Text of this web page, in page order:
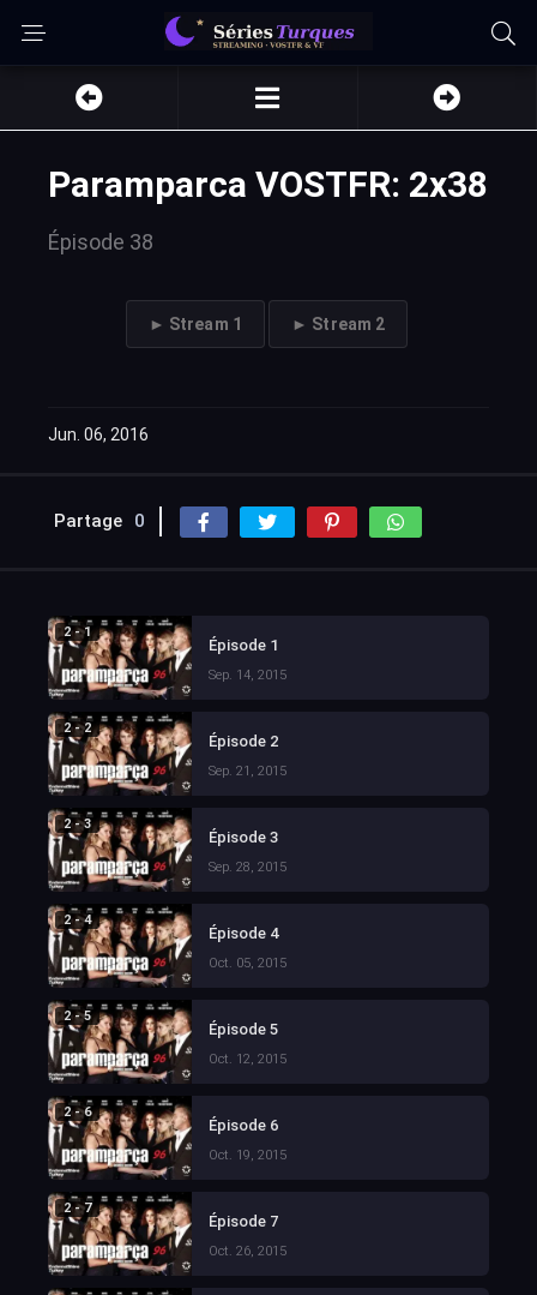
Paramparca VOSTFR: 2x38
Épisode 38
► Stream 1 ► Stream 2
Jun. 06, 2016
Partage 0
2 - 1
Épisode 1
Sep. 14, 2015
2 - 2
Épisode 2
Sep. 21, 2015
2 - 3
Épisode 3
Sep. 28, 2015
2 - 4
Épisode 4
Oct. 05, 2015
2 - 5
Épisode 5
Oct. 12, 2015
2 - 6
Épisode 6
Oct. 19, 2015
2 - 7
Épisode 7
Oct. 26, 2015